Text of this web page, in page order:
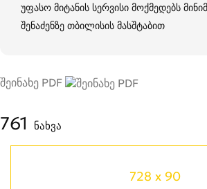
უფასო მიტანის სერვისი მოქმედებს
შენაძენზე თბილისის მასშტაბით
შეინახე PDF
761 ნახვა
728 x 90